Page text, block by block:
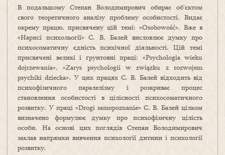
В подальшому Степан Володимирович обирає об’єктом
свого теоретичного аналізу проблему особистості. Видає
окрему працю, присвячену цій темі: «Osobowość». Вже в
«Нарисі психольогії» С. В. Балей висловлює думку про
психосоматичну єдність психічної діяльності. Цій темі
присвячені великі і ґрунтовні праці: «Psychologia wieku
dojrzewania», «Zarys psychologii w związku z rozwojem
psychiki dziecka». У цих працях С. В. Балей відходить від
психофізичного паралелізму і розкриває процес
становлення особистості в цілісності психосоматичного
розвитку. У праці «Drogi samopoznanie» С. В. Балей цілком
визначено формулює думку про психофізичну цілість
особи. На основі цих поглядів Степан Володимирович
заклав напрямки вивчення психології дитини і психології
розвитку.